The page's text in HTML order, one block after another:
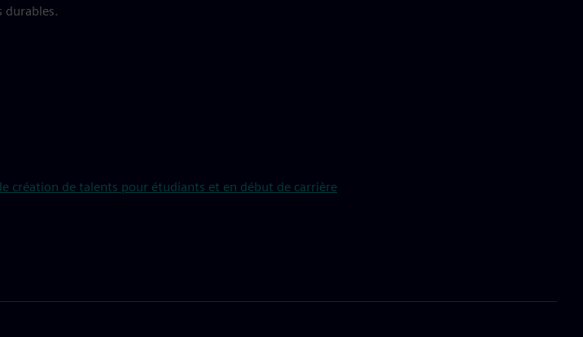
durables.
création de talents pour étudiants et en début de carrière